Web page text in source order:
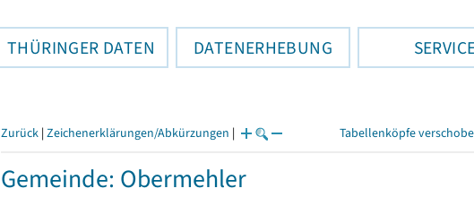
THÜRINGER DATEN DATENERHEBUNG
Zurück | Zeichenerklärungen/Abkürzungen | Tabellenköpfe
Gemeinde: Obermehler